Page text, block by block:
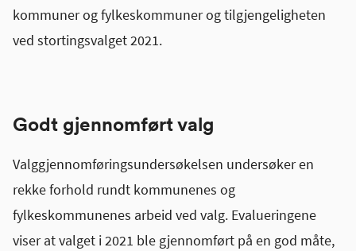
kommuner og fylkeskommuner og tilgjengeligheten
ved stortingsvalget 2021.
Godt gjennomført valg
Valggjennomføringsundersøkelsen undersøker en
rekke forhold rundt kommunenes og
fylkeskommunenes arbeid ved valg. Evalueringene
viser at valget i 2021 ble gjennomført på en god måte,